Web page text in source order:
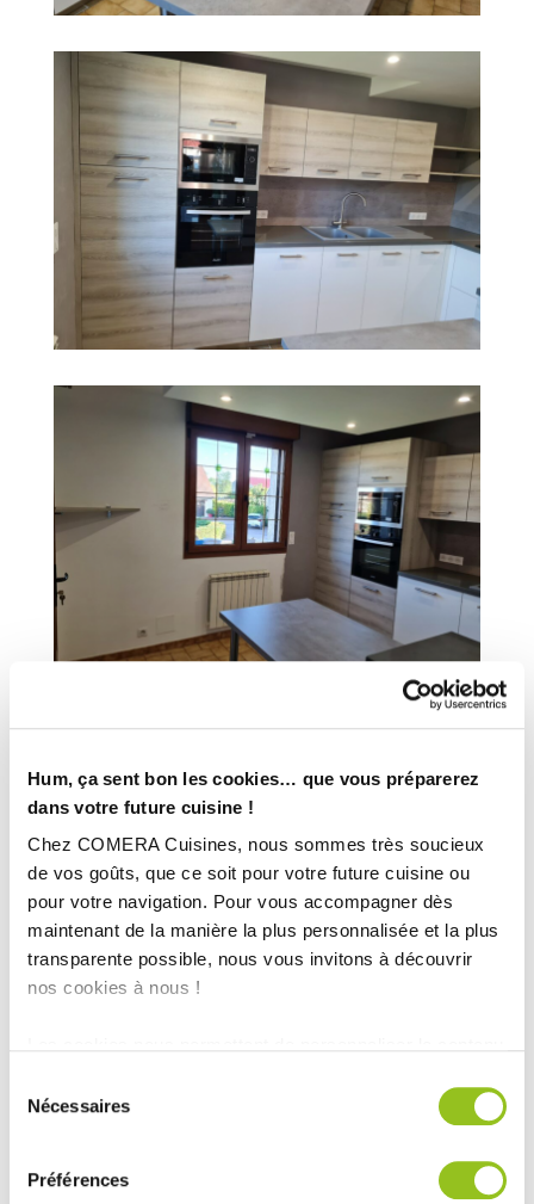
Hum, ça sent bon les cookies… que vous préparerez
dans votre future cuisine !
Chez COMERA Cuisines, nous sommes très soucieux
de vos goûts, que ce soit pour votre future cuisine ou
pour votre navigation. Pour vous accompagner dès
maintenant de la manière la plus personnalisée et la plus
transparente possible, nous vous invitons à découvrir
nos cookies à nous !
médias sociaux et d'analyser notre trafic. Nous
partageons également des informations sur l'utilisation de
notre site avec nos partenaires de médias sociaux, de
publicité et d'analyse, qui peuvent combiner celles-ci
Nécessaires
Préférences
INFORMATIONS